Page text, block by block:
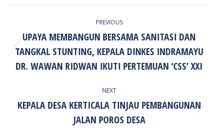
PREVIOUS
Previous
post:
UPAYA MEMBANGUN BERSAMA SANITASI DAN
TANGKAL STUNTING, KEPALA DINKES INDRAMAYU
DR. WAWAN RIDWAN IKUTI PERTEMUAN ‘CSS’ XXI
NEXT
Next
post:
KEPALA DESA KERTICALA TINJAU PEMBANGUNAN
JALAN POROS DESA